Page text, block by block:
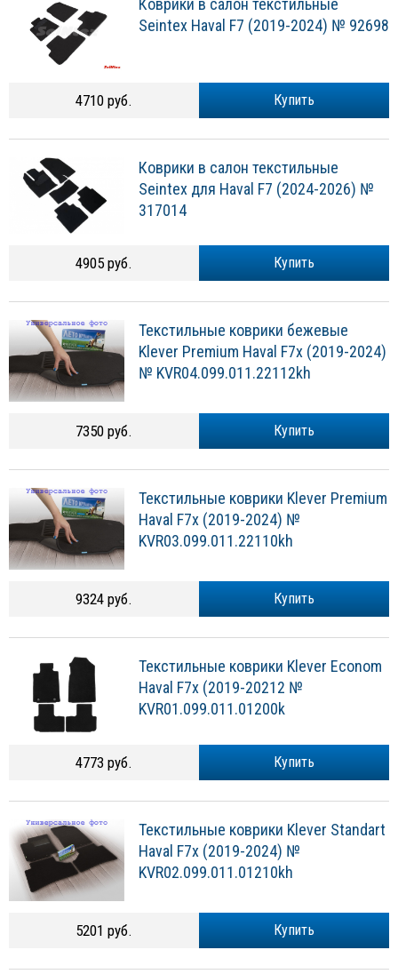
Коврики в салон текстильные
Seintex Haval F7 (2019-2024) № 92698
Купить
4710 руб.
Коврики в салон текстильные
Seintex для Haval F7 (2024-2026) №
317014
Купить
4905 руб.
Текстильные коврики бежевые
Klever Premium Haval F7x (2019-2024)
№ KVR04.099.011.22112kh
Купить
7350 руб.
Текстильные коврики Klever Premium
Haval F7x (2019-2024) №
KVR03.099.011.22110kh
Купить
9324 руб.
Текстильные коврики Klever Econom
Haval F7x (2019-20212 №
KVR01.099.011.01200k
Купить
4773 руб.
Текстильные коврики Klever Standart
Haval F7x (2019-2024) №
KVR02.099.011.01210kh
Купить
5201 руб.